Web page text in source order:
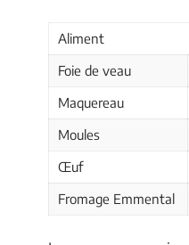
Aliment
Foie de veau
Maquereau
Moules
Œuf
Fromage Emmental